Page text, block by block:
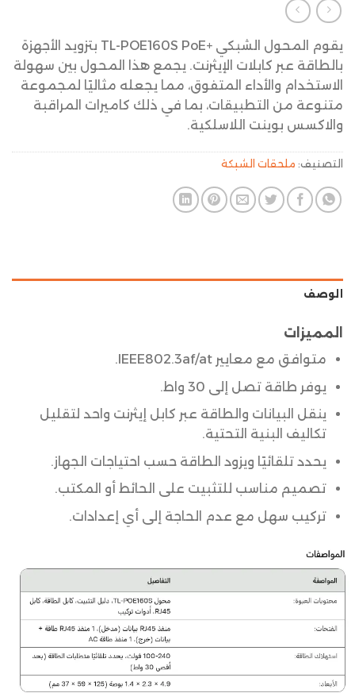
يقوم المحول الشبكي +TL-POE160S PoE بتزويد الأجهزة
بالطاقة عبر كابلات الإيثرنت. يجمع هذا المحول بين سهولة
الاستخدام والأداء المتفوق، مما يجعله مثاليًا لمجموعة
متنوعة من التطبيقات، بما في ذلك كاميرات المراقبة
والاكسس بوينت اللاسلكية.
التصنيف: ملحقات الشبكة
الوصف
المميزات
متوافق مع معايير IEEE802.3af/at.
يوفر طاقة تصل إلى 30 واط.
ينقل البيانات والطاقة عبر كابل إيثرنت واحد لتقليل
تكاليف البنية التحتية.
يحدد تلقائيًا ويزود الطاقة حسب احتياجات الجهاز.
تصميم مناسب للتثبيت على الحائط أو المكتب.
تركيب سهل مع عدم الحاجة إلى أي إعدادات.